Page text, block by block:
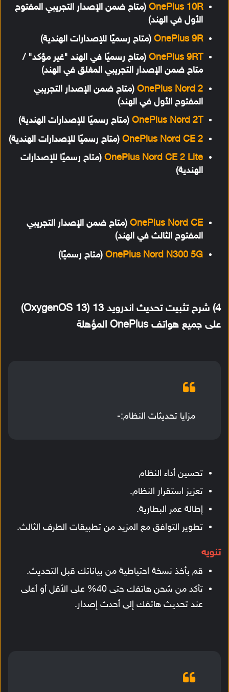
OnePlus 10R (متاح ضمن الإصدار التجريبي المفتوح
الأول في الهند)
OnePlus 9R (متاح رسميًا للإصدارات الهندية)
OnePlus 9RT (متاح رسميًا في الهند "غير مؤكد" /
متاح ضمن الإصدار التجريبي المغلق في الهند)
OnePlus Nord 2 (متاح ضمن الإصدار التجريبي
المفتوح الأول في الهند)
OnePlus Nord 2T (متاح رسميًا للإصدارات الهندية)
OnePlus Nord CE 2 (متاح رسميًا للإصدارات الهندية)
OnePlus Nord CE 2 Lite (متاح رسميًا للإصدارات
الهندية)
OnePlus Nord CE (متاح ضمن الإصدار التجريبي
المفتوح الثالث في الهند)
OnePlus Nord N300 5G (متاح رسميًا)
4) شرح تثبيت تحديث اندرويد 13 (OxygenOS 13)
على جميع هواتف OnePlus المؤهلة
مزايا تحديثات النظام:-
تحسين أداء النظام
تعزيز استقرار النظام.
إطالة عمر البطارية.
تطوير التوافق مع المزيد من تطبيقات الطرف الثالث.
تنويه
قم بأخذ نسخة احتياطية من بياناتك قبل التحديث.
تأكد من شحن هاتفك حتى 40% على الأقل أو أعلى
عند تحديث هاتفك إلى أحدث إصدار.